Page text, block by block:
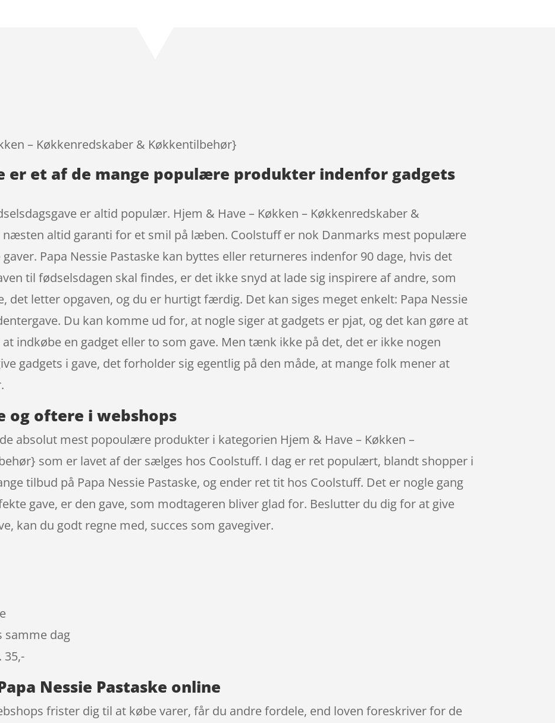
– Køkkenredskaber & Køkkentilbehør}
er et af de mange populære produkter indenfor gadgets
er altid populær. Hjem & Have – Køkken – Køkkenredskaber &
altid garanti for et smil på læben. Coolstuff er nok Danmarks mest populære
Papa Nessie Pastaske kan byttes eller returneres indenfor 90 dage, hvis det
til fødselsdagen skal findes, er det ikke snyd at lade sig inspirere af andre, som
det letter opgaven, og du er hurtigt færdig. Det kan siges meget enkelt: Papa Nessie
Du kan komme ud for, at nogle siger at gadgets er pjat, og det kan gøre at
indkøbe en gadget eller to som gave. Men tænk ikke på det, det er ikke nogen
gadgets i gave, det forholder sig egentlig på den måde, at mange folk mener at
og oftere i webshops
absolut mest popoulære produkter i kategorien Hjem & Have – Køkken –
som er lavet af der sælges hos Coolstuff. I dag er ret populært, blandt shopper i
tilbud på Papa Nessie Pastaske, og ender ret tit hos Coolstuff. Det er nogle gang
gave, er den gave, som modtageren bliver glad for. Beslutter du dig for at give
kan du godt regne med, succes som gavegiver.
samme dag
Nessie Pastaske online
frister dig til at købe varer, får du andre fordele, end loven foreskriver for de